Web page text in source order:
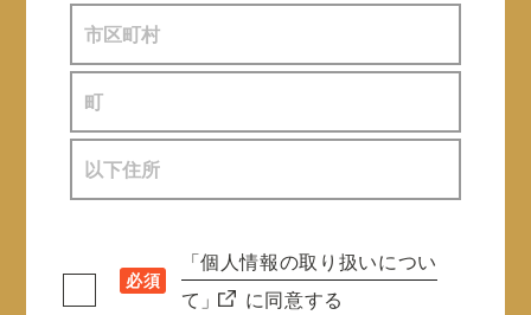
必須
「個人情報の取り扱いについ
て」
に同意する